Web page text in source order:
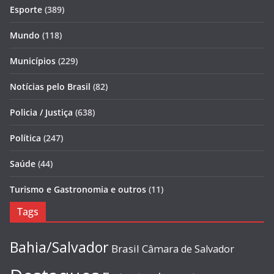
Esporte (389)
Mundo (118)
Municípios (229)
Notícias pelo Brasil (82)
Policia / Justiça (638)
Política (247)
Saúde (44)
Turismo e Gastronomia e outros (11)
Tags
Bahia/Salvador Brasil Câmara de Salvador